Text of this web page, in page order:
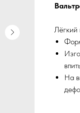
Лёгкий
На